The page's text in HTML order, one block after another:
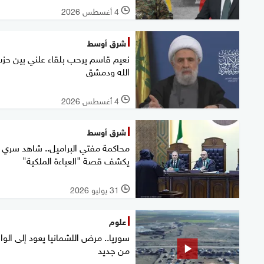
l 4 أغسطس 2026
شرق أوسط
نعيم قاسم يرحب بلقاء علني بين
الله ودمشق
l 4 أغسطس 2026
شرق أوسط
محاكمة مفتي البراميل.. شاهد سري
يكشف قصة "العباءة الملكية"
l 31 يوليو 2026
علوم
سوريا.. مرض اللشمانيا يعود إلى
من جديد